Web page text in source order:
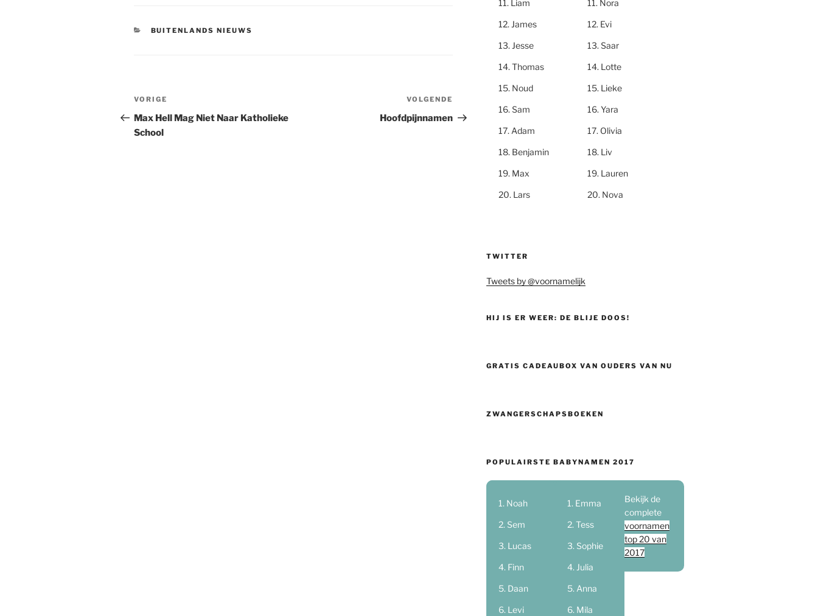
CATEGORIEËN
BUITENLANDS NIEUWS
Berichtnavigatie
Vorig
bericht
VORIGE
Max Hell Mag Niet Naar Katholieke
School
bericht
VOLGENDE
Hoofdpijnnamen
Liam
James
Jesse
Thomas
Noud
Sam
Adam
Benjamin
Max
Lars
Nora
Evi
Saar
Lotte
Lieke
Yara
Olivia
Liv
Lauren
Nova
TWITTER
Tweets by @voornamelijk
HIJ IS ER WEER: DE BLIJE DOOS!
GRATIS CADEAUBOX VAN OUDERS VAN NU
ZWANGERSCHAPSBOEKEN
POPULAIRSTE BABYNAMEN 2017
Noah
Sem
Lucas
Finn
Daan
Levi
Emma
Tess
Sophie
Julia
Anna
Mila
Bekijk de
complete
voornamen
top 20 van
2017